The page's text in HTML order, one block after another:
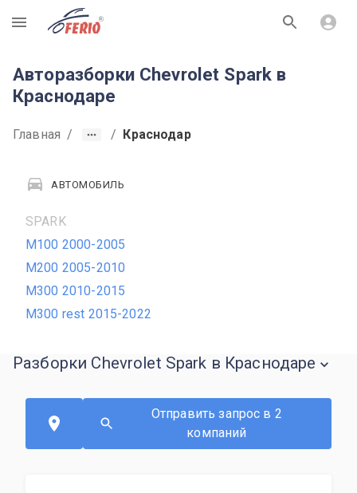
R
Авторазборки Chevrolet Spark в
Краснодаре
Главная / / Краснодар
АВТОМОБИЛЬ
SPARK
M100 2000-2005
M200 2005-2010
M300 2010-2015
M300 rest 2015-2022
Разборки Chevrolet Spark в Краснодаре
Отправить запрос в 2
компаний